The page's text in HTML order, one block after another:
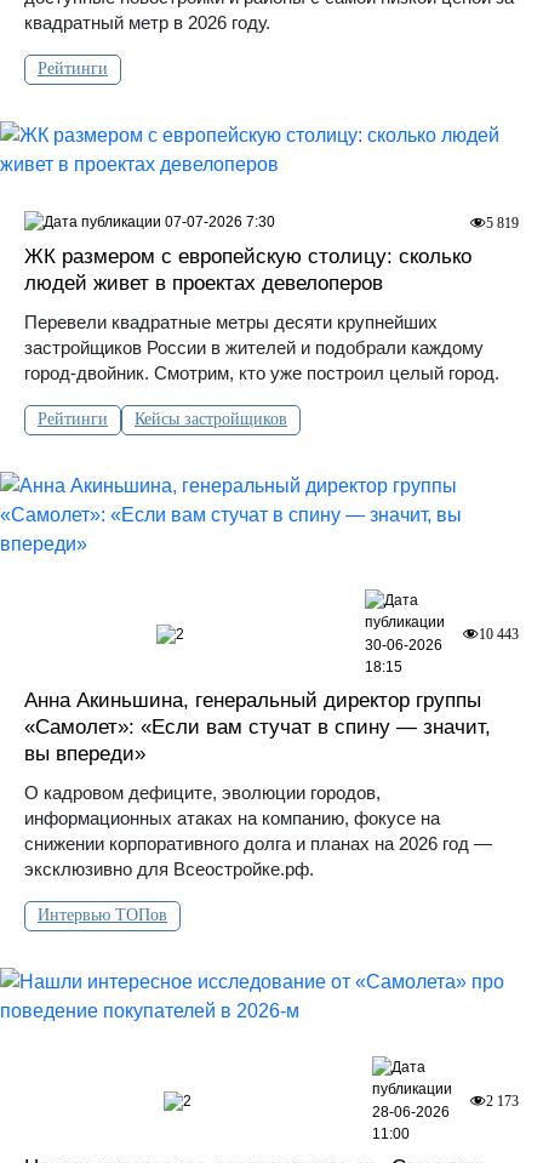
квадратный метр в 2026 году.
Рейтинги
ЖК размером с европейскую столицу: сколько
людей живет в проектах девелоперов
Перевели квадратные метры десяти крупнейших
застройщиков России в жителей и подобрали каждому
город-двойник. Смотрим, кто уже построил целый город.
Рейтинги Кейсы застройщиков
5 819
07-07-2026 7:30
Анна Акиньшина, генеральный директор группы
«Самолет»: «Если вам стучат в спину — значит,
вы впереди»
О кадровом дефиците, эволюции городов,
информационных атаках на компанию, фокусе на
снижении корпоративного долга и планах на 2026 год —
эксклюзивно для Всеостройке.рф.
Интервью ТОПов
2 10 443
30-06-2026
18:15
2 2 173
28-06-2026
11:00